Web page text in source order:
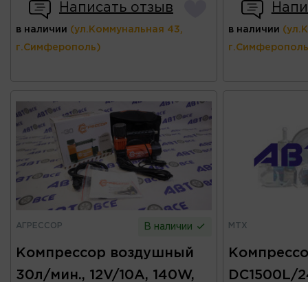
Написать отзыв
в наличии (ул.Коммунальная 43,
г.Симферополь)
в наличии
АГРЕССОР В наличии
Компрессор воздушный
30л/мин., 12V/10A, 140W,
MTX
DC1500L/